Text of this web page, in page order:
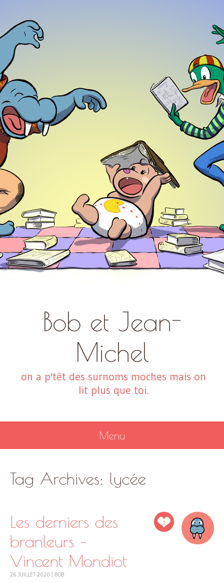
Bob et Jean-
Michel
on a p'têt des surnoms moches mais on
lit plus que toi.
Menu
TO
CONTENT
Tag Archives: lycée
1
Les derniers des
branleurs –
Vincent Mondiot
26 JUILLET 2020 BOB